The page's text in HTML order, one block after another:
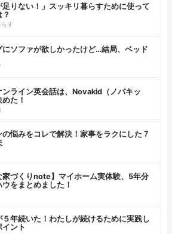
足りない！」スッキリ暮らすために使って
す
にソファが欲しかったけど…結局、ベッド
ンライン英会話は、Novakid（ノバキッ
めた！
の悩みをコレで解決！家事をラクにした７
家づくりnote】マイホーム実体験、5年分
をまとめました！
５年続いた！わたしが続けるために実践し
ント